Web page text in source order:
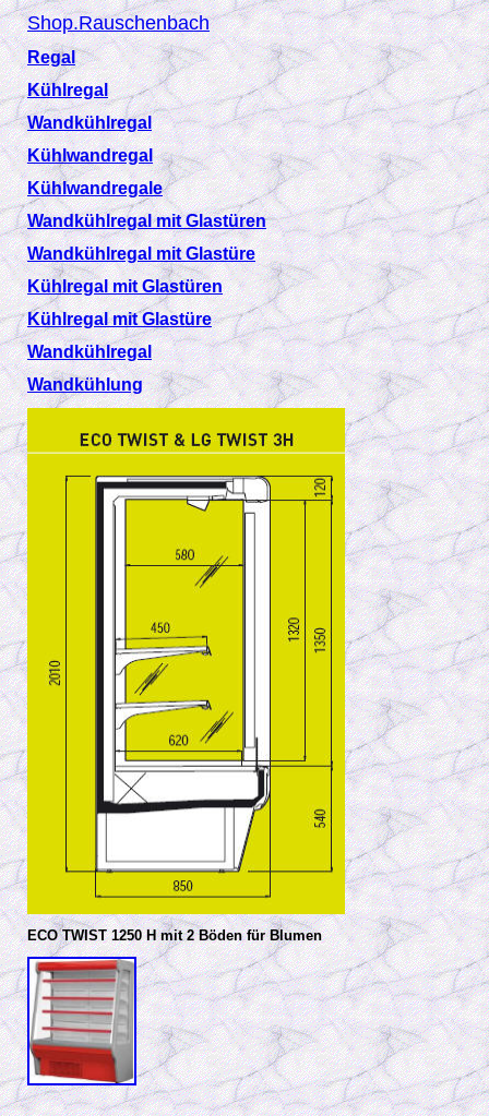
Shop.Rauschenbach
Regal
Kühlregal
Wandkühlregal
Kühlwandregal
Kühlwandregale
Wandkühlregal mit Glastüren
Wandkühlregal mit Glastüre
Kühlregal mit Glastüren
Kühlregal mit Glastüre
Wandkühlregal
Wandkühlung
ECO TWIST 1250 H mit 2 Böden für Blumen